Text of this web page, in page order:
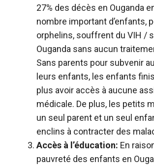
27% des décès en Ouganda
nombre important d’enfants,
orphelins, souffrent du VIH /
Ouganda sans aucun
Sans parents pour subvenir
leurs enfants, les enfants
plus avoir accès à aucune
médicale. De plus, les petits
un seul parent et un seul
enclins à contracter des
Accès à l’éducation: En
pauvreté des enfants en